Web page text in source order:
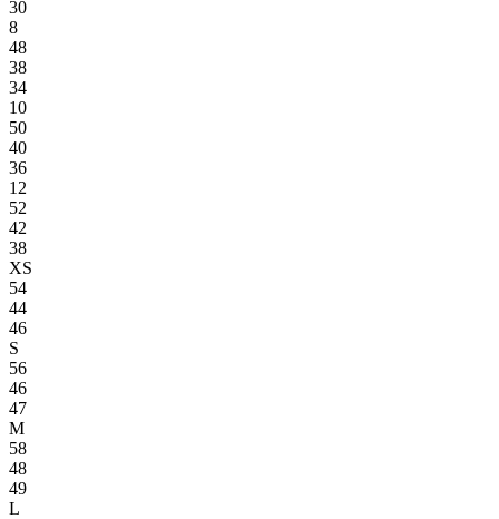
30
8
48
38
34
10
50
40
36
12
52
42
38
XS
54
44
46
S
56
46
47
M
58
48
49
L